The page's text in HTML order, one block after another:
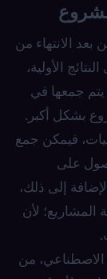
بعد الانتهاء من
الأولية،
يتم جمعها في
بشكل أكبر.
فيمكن جمع
على
إلى ذلك،
المشاريع؛ لأن
الاصطناعي، من